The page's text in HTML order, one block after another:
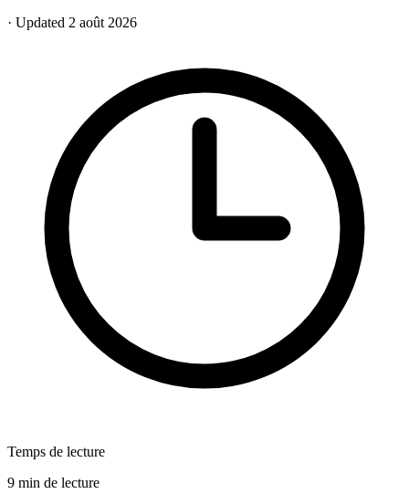
· Updated 2 août 2026
Temps de lecture
9 min de lecture